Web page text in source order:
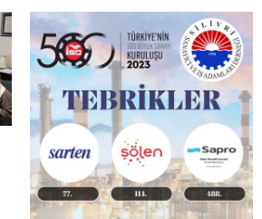
Harry Potter’dan
önce de sihir